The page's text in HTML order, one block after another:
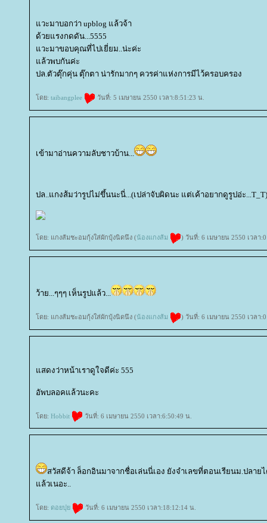
วะมาบอกว่า upblog แล้วจ้า
ด้วยแรงกดดัน...5555
วะมาขอบคุณที่ไปเยี่ยม..น่ะค่ะ
ล้วพบกันค่ะ
ปล.ตัวตุ๊กคุ่น ตุ๊กตา น่ารักมากๆ ควรค่าแห่งการมีไว้ครอบครอง
ดย: taibangplee วันที่: 5 เมษายน 2550 เวลา:8:51:23 น.
เข้ามาอ่านความลับชาวบ้าน...
ปล..แกงส้มว่ารูปไม่ขึ้นนะนี่...(เปล่าจับผิดนะ แต่เค้าอยากดูรูปอ่ะ...T_T)
ดย: แกงส้มชะอมกุ้งใส่ผักบุ้งนิดนึง (น้องแกงส้ม ) วันที่: 6 เมษายน 2550 เวลา
ว้าย...ๆๆๆ เห็นรูปแล้ว...
ดย: แกงส้มชะอมกุ้งใส่ผักบุ้งนิดนึง (น้องแกงส้ม ) วันที่: 6 เมษายน 2550 เวลา
สดงว่าหน้าเราดูใจดีค่ะ 555
อัพบลอคแล้วนะคะ
ดย: Hobbit วันที่: 6 เมษายน 2550 เวลา:6:50:49 น.
สวัสดีจ้า ล็อกอินมาจากชื่อเล่นนี่เอง ยังจำเลขที่ตอนเรียนม.ปลาย
ล้วเนอะ..
ดย: ดอยปุ วันที่: 6 เมษายน 2550 เวลา:18:12:14 น.